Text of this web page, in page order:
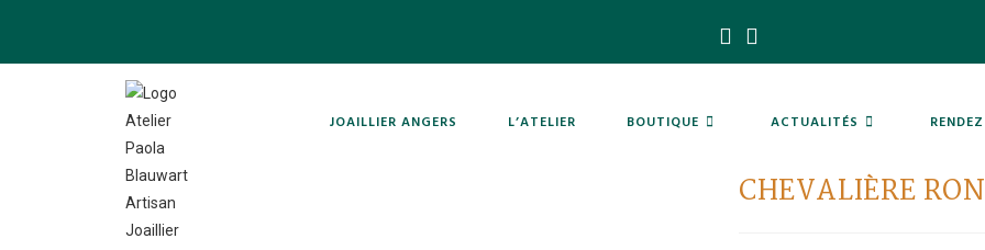
content
JOAILLIER ANGERS L’ATELIER BOUTIQUE ACTUALITÉS
CHEVALIÈRE